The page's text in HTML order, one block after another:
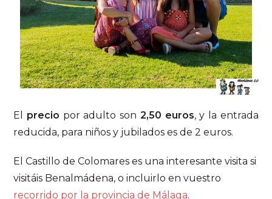
El precio por adulto son 2,50 euros, y la entrada
reducida, para niños y jubilados es de 2 euros.
El Castillo de Colomares es una interesante visita si
visitáis Benalmádena, o incluirlo en vuestro
recorrido por la provincia de Málaga.